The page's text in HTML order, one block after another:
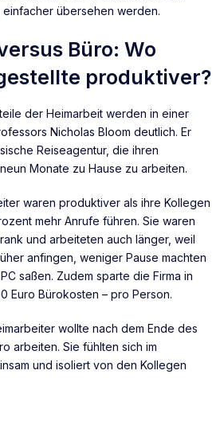
übersehen werden.
Büro: Wo
produktiver?
der Heimarbeit werden in einer
Nicholas Bloom deutlich. Er
Reiseagentur, die ihren
Monate zu Hause zu arbeiten.
waren produktiver als ihre Kollegen
mehr Anrufe führen. Sie waren
und arbeiteten auch länger, weil
anfingen, weniger Pause machten
saßen. Zudem sparte die Firma in
Euro Bürokosten – pro Person.
wollte nach dem Ende des
arbeiten. Sie fühlten sich im
und isoliert von den Kollegen